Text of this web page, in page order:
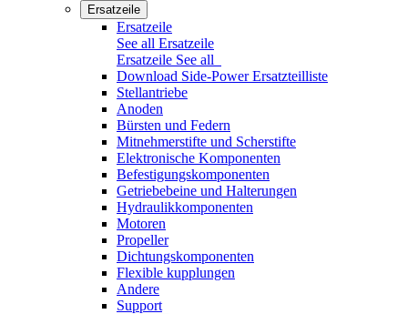
Ersatzeile
Ersatzeile
See all Ersatzeile
Ersatzeile See all
Download Side-Power Ersatzteilliste
Stellantriebe
Anoden
Bürsten und Federn
Mitnehmerstifte und Scherstifte
Elektronische Komponenten
Befestigungskomponenten
Getriebebeine und Halterungen
Hydraulikkomponenten
Motoren
Propeller
Dichtungskomponenten
Flexible kupplungen
Andere
Support